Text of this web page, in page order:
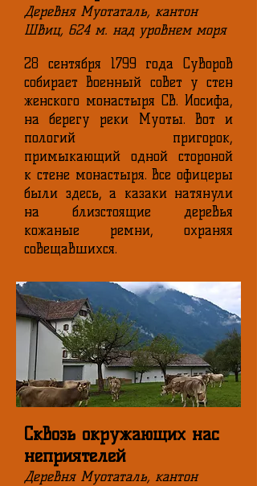
Деревня Муотаталь, кантон
Швиц, 624 м. над уровнем моря
28 сентября 1799 года Суворов
собирает военный совет у стен
женского монастыря Св. Иосифа,
на берегу реки Муоты. Вот и
пологий пригорок,
примыкающий одной стороной
к стене монастыря. Все офицеры
были здесь, а казаки натянули
на близстоящие деревья
кожаные ремни, охраняя
совещавшихся.
Сквозь окружающих нас
неприятелей
Деревня Муотаталь, кантон